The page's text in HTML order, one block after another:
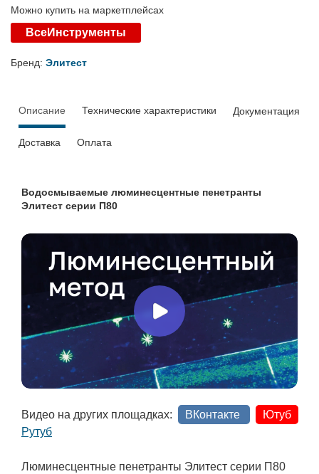
Можно купить на маркетплейсах
ВсеИнструменты
Бренд: Элитест
Описание Технические характеристики Документация
Доставка Оплата
Водосмываемые люминесцентные пенетранты
Элитест серии П80
Видео на других площадках: ВКонтакте
Ютуб
Рутуб
Люминесцентные пенетранты Элитест серии П80